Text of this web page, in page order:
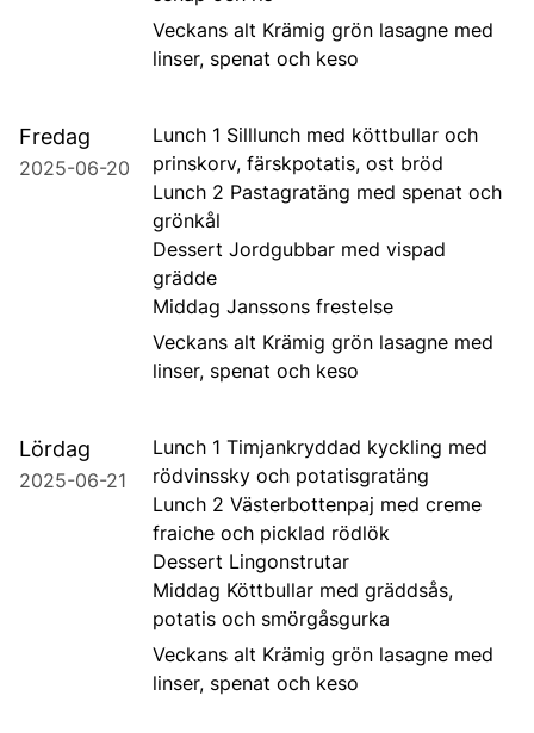
Veckans alt Krämig grön lasagne med
linser, spenat och keso
Fredag
2025-06-20
Lunch 1 Silllunch med köttbullar och
prinskorv, färskpotatis, ost bröd
Lunch 2 Pastagratäng med spenat och
grönkål
Dessert Jordgubbar med vispad
grädde
Middag Janssons frestelse
Veckans alt Krämig grön lasagne med
linser, spenat och keso
Lördag
2025-06-21
Lunch 1 Timjankryddad kyckling med
rödvinssky och potatisgratäng
Lunch 2 Västerbottenpaj med creme
fraiche och picklad rödlök
Dessert Lingonstrutar
Middag Köttbullar med gräddsås,
potatis och smörgåsgurka
Veckans alt Krämig grön lasagne med
linser, spenat och keso